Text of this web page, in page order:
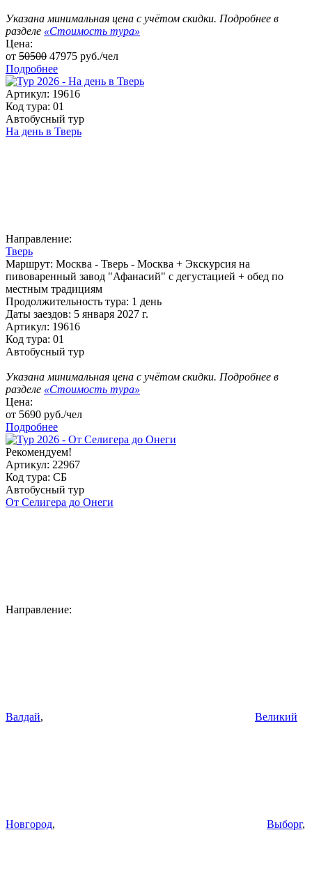
Указана минимальная цена с учётом скидки. Подробнее в
разделе «Стоимость тура»
Цена:
от 50500 47975 руб./чел
Подробнее
Артикул: 19616
Код тура: 01
Автобусный тур
На день в Тверь
Направление:
Тверь
Маршрут: Москва - Тверь - Москва + Экскурсия на
пивоваренный завод "Афанасий" с дегустацией + обед по
местным традициям
Продолжительность тура: 1 день
Даты заездов: 5 января 2027 г.
Артикул: 19616
Код тура: 01
Автобусный тур
Указана минимальная цена с учётом скидки. Подробнее в
разделе «Стоимость тура»
Цена:
от 5690 руб./чел
Подробнее
Рекомендуем!
Артикул: 22967
Код тура: СБ
Автобусный тур
От Селигера до Онеги
Направление:
Валдай, Великий
Новгород, Выборг,